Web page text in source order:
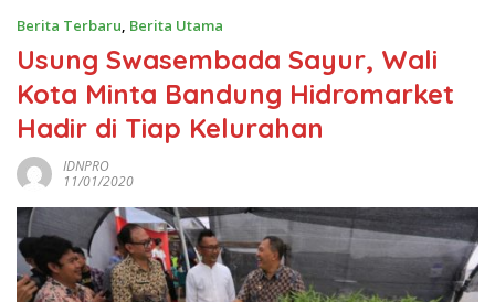
Berita Terbaru, Berita Utama
Usung Swasembada Sayur, Wali
Kota Minta Bandung Hidromarket
Hadir di Tiap Kelurahan
IDNPRO
11/01/2020